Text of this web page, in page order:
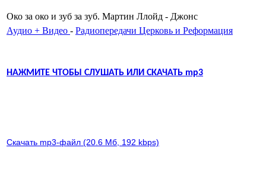
Око за око и зуб за зуб. Мартин Ллойд - Джонс
Аудио + Видео - Радиопередачи Церковь и Реформация
НАЖМИТЕ ЧТОБЫ СЛУШАТЬ ИЛИ СКАЧАТЬ mp3
Скачать mp3-файл (20.6 Мб, 192 kbps)